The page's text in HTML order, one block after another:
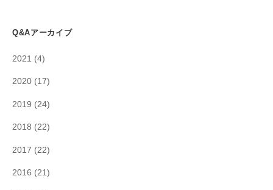
Q&Aアーカイブ
2021 (4)
2020 (17)
2019 (24)
2018 (22)
2017 (22)
2016 (21)